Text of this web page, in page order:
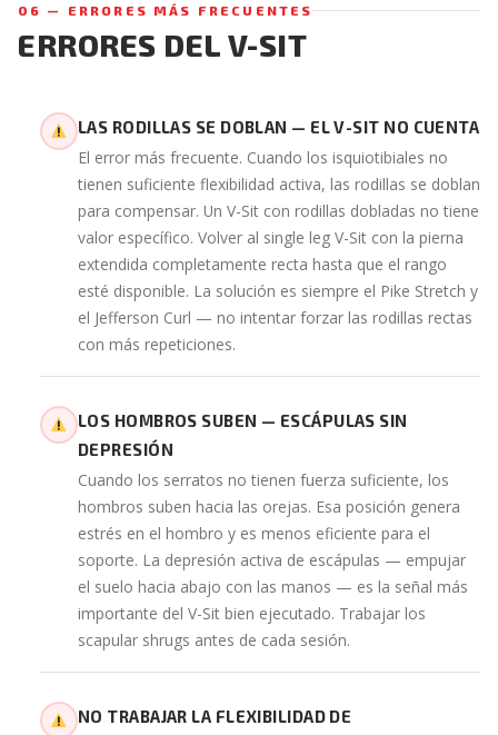
06 — ERRORES MÁS FRECUENTES
ERRORES DEL V-SIT
LAS RODILLAS SE DOBLAN — EL V-SIT NO CUENTA
El error más frecuente. Cuando los isquiotibiales no
tienen suficiente flexibilidad activa, las rodillas se doblan
para compensar. Un V-Sit con rodillas dobladas no tiene
valor específico. Volver al single leg V-Sit con la pierna
extendida completamente recta hasta que el rango
esté disponible. La solución es siempre el Pike Stretch y
el Jefferson Curl — no intentar forzar las rodillas rectas
con más repeticiones.
LOS HOMBROS SUBEN — ESCÁPULAS SIN
DEPRESIÓN
Cuando los serratos no tienen fuerza suficiente, los
hombros suben hacia las orejas. Esa posición genera
estrés en el hombro y es menos eficiente para el
soporte. La depresión activa de escápulas — empujar
el suelo hacia abajo con las manos — es la señal más
importante del V-Sit bien ejecutado. Trabajar los
scapular shrugs antes de cada sesión.
NO TRABAJAR LA FLEXIBILIDAD DE